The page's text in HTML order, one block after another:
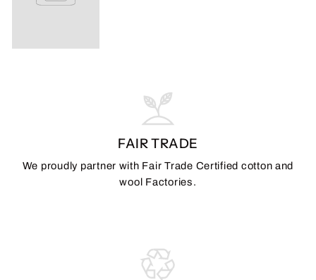
FAIR TRADE
We proudly partner with Fair Trade Certified cotton and
wool Factories.